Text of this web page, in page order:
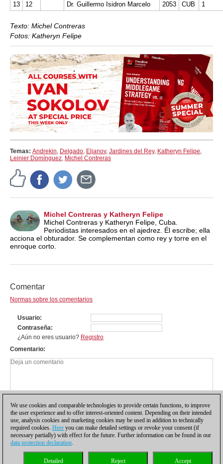
13
12 Dr. Guillermo Isidron Marcelo 2053 CUB 1
Texto: Michel Contreras
Fotos: Katheryn Felipe
Temas: Andrekin, Delgado, Eljanov, Jardines del Rey, Katheryn Felipe,
Leinier Domínguez, Michel Contreras
Michel Contreras y Katheryn Felipe
Michel Contreras y Katheryn Felipe, Cuba.
Periodistas interesados en el ajedrez. Él escribe; ella
acciona el obturador. Se complementan como rey y torre en el
enroque corto.
Comentar
Normas sobre los comentarios
Usuario
Contraseña
¿Aún no eres usuario? Registro
Comentario
Política de privacidad |Para contactar Cookies Management
We use cookies and comparable technologies to provide certain functions, to improve
the user experience and to offer interest-oriented content. Depending on their intended
use, analysis cookies and marketing cookies may be used in addition to technically
required cookies. Here you can make detailed settings or revoke your consent (if
necessary partially) with effect for the future. Further information can be found in our
data protection declaration.
Accept
Reject
Detailed